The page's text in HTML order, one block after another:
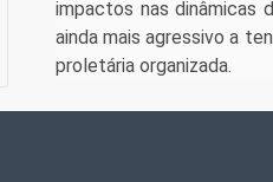
impactos nas dinâmicas
ainda mais agressivo a
proletária organizada.